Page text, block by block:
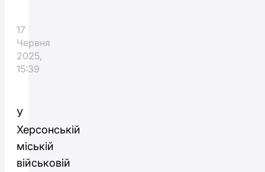
17
Червня
2025,
15:39
У
Херсонській
міській
військовій